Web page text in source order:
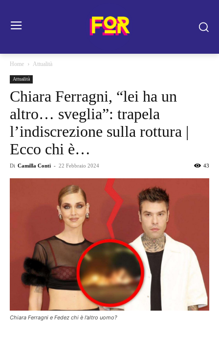
Home Attualità
Attualità
Chiara Ferragni, “lei ha un
altro… sveglia”: trapela
l’indiscrezione sulla rottura |
Ecco chi è…
Di Camilla Conti - 22 Febbraio 2024 43
Chiara Ferragni e Fedez chi è l’altro uomo?